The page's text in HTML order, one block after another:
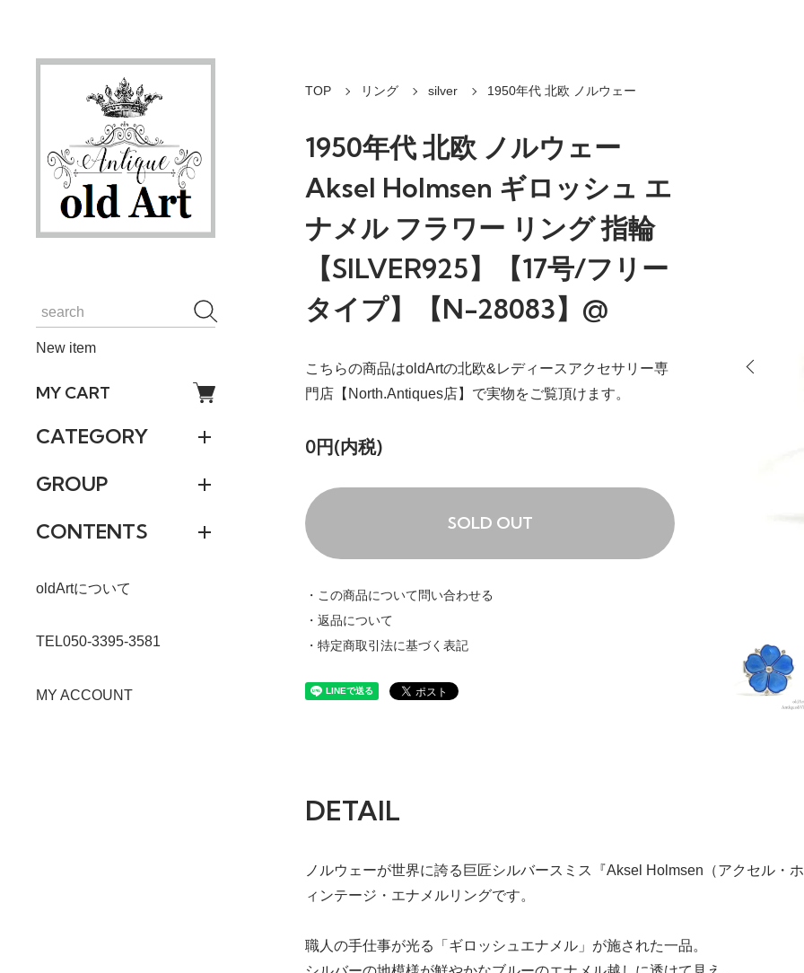
New item
MY CART
CATEGORY
GROUP
CONTENTS
oldArtについて
TEL050-3395-3581
MY ACCOUNT
TOP リング silver 1950年代 北欧 ノルウェー
1950年代 北欧 ノルウェー
Aksel Holmsen ギロッシュ エ
ナメル フラワー リング 指輪
【SILVER925】【17号/フリー
タイプ】【N-28083】@
こちらの商品はoldArtの北欧&レディースアクセサリー専
門店【North.Antiques店】で実物をご覧頂けます。
0円(内税)
SOLD OUT
・この商品について問い合わせる
・返品について
・特定商取引法に基づく表記
DETAIL
ノルウェーが世界に誇る巨匠シルバースミス『Aksel Holmsen（アクセル・
ィンテージ・エナメルリングです。
職人の手仕事が光る「ギロッシュエナメル」が施された一品。